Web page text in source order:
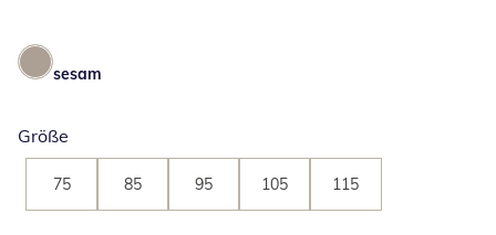
sesam
Größe
75 85 95 105 115